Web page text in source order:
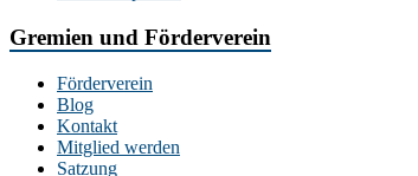
Gremien und Förderverein
Förderverein
Blog
Kontakt
Mitglied werden
Satzung